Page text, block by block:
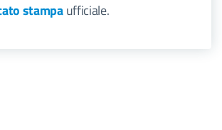
stampaufficiale.